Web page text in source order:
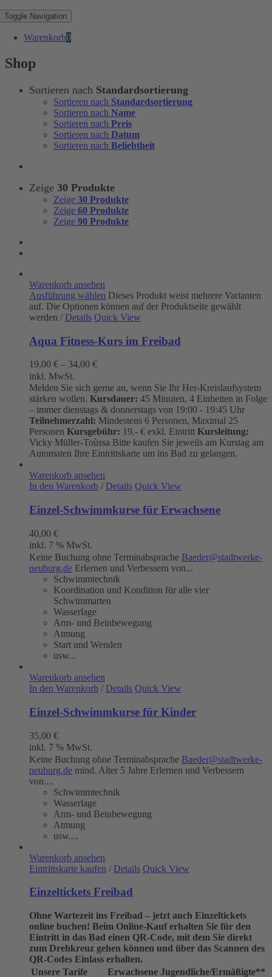
Toggle Navigation
Warenkorb0
Shop
Sortieren nach Standardsortierung
Sortieren nach Standardsortierung
Sortieren nach Name
Sortieren nach Preis
Sortieren nach Datum
Sortieren nach Beliebtheit
Zeige 30 Produkte
Zeige 30 Produkte
Zeige 60 Produkte
Zeige 90 Produkte
Warenkorb ansehen
Ausführung wählen Dieses Produkt weist mehrere Varianten
auf. Die Optionen können auf der Produktseite gewählt
werden / Details Quick View
Aqua Fitness-Kurs im Freibad
19,00 € – 34,00 €
inkl. MwSt.
Melden Sie sich gerne an, wenn Sie Ihr Her-Kreislaufsystem
stärken wollen. Kursdauer: 45 Minuten, 4 Einheiten in Folge
– immer dienstags & donnerstags von 19:00 - 19:45 Uhr
Teilnehmerzahl: Mindestens 6 Personen, Maximal 25
Personen Kursgebühr: 19.- € exkl. Eintritt Kursleitung:
Vicky Müller-Toùssa Bitte kaufen Sie jeweils am Kurstag am
Automaten Ihre Eintrittskarte um ins Bad zu gelangen.
Warenkorb ansehen
In den Warenkorb / Details Quick View
Einzel-Schwimmkurse für Erwachsene
40,00 €
inkl. 7 % MwSt.
Keine Buchung ohne Terminabsprache Baeder@stadtwerke-
neuburg.de Erlernen und Verbessern von...
Schwimmtechnik
Koordination und Kondition für alle vier
Schwimmarten
Wasserlage
Arm- und Beinbewegung
Atmung
Start und Wenden
usw...
Warenkorb ansehen
In den Warenkorb / Details Quick View
Einzel-Schwimmkurse für Kinder
35,00 €
inkl. 7 % MwSt.
Keine Buchung ohne Terminabsprache Baeder@stadtwerke-
neuburg.de mind. Alter 5 Jahre Erlernen und Verbessern
von....
Schwimmtechnik
Wasserlage
Arm- und Beinbewegung
Atmung
usw....
Warenkorb ansehen
Eintrittskarte kaufen / Details Quick View
Einzeltickets Freibad
Ohne Wartezeit ins Freibad – jetzt auch Einzeltickets
online buchen! Beim Online-Kauf erhalten Sie für den
Eintritt in das Bad einen QR-Code, mit dem Sie direkt
zum Drehkreuz gehen können und über das Scannen des
QR-Codes Einlass erhalten.
Unsere Tarife
Erwachsene Jugendliche/Ermäßigte**